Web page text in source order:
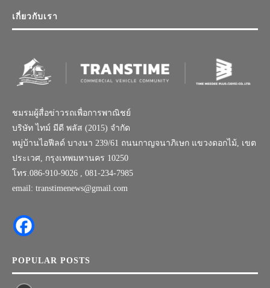
เกี่ยวกับเรา
ชมรมผู้สื่อข่าวรถเพื่อการพาณิชย์
บริษัท ไทม์ มีดี พลัส (2015) จำกัด
หมู่บ้านไอฟีลด์ บางนา 239/61 ถนนกาญจนาภิเษก แขวงดอกไม้, เขต
ประเวศ, กรุงเทพมหานคร 10250
โทร.086-910-9026 , 081-234-7985
email: transtimenews@gmail.com
POPULAR POSTS